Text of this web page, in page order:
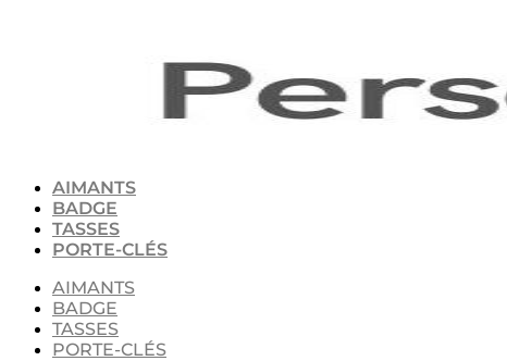
AIMANTS
BADGE
TASSES
PORTE-CLÉS
AIMANTS
BADGE
TASSES
PORTE-CLÉS